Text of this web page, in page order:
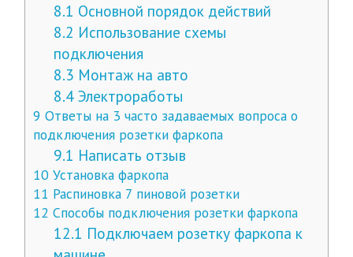
8.1 Основной порядок действий
8.2 Использование схемы
подключения
8.3 Монтаж на авто
8.4 Электроработы
9 Ответы на 3 часто задаваемых вопроса о
подключения розетки фаркопа
9.1 Написать отзыв
10Установка фаркопа
11 Распиновка 7 пиновой розетки
12 Способы подключения розетки фаркопа
12.1 Подключаем розетку фаркопа к